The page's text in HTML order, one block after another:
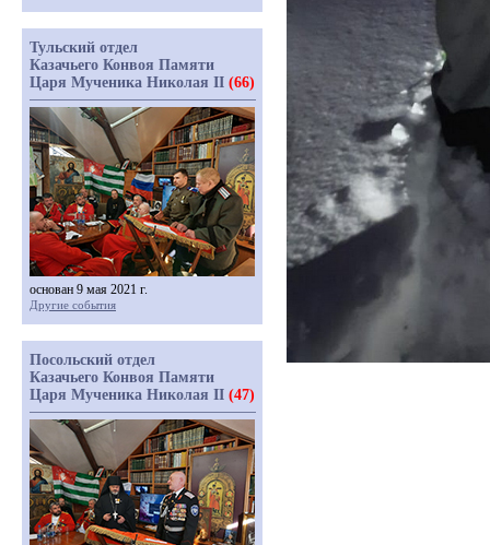
Тульский отдел
Казачьего Конвоя Памяти
Царя Мученика Николая II (66)
основан 9 мая 2021 г.
Другие события
Посольский отдел
Казачьего Конвоя Памяти
Царя Мученика Николая II (47)